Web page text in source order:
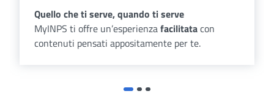
Quello che ti serve, quando ti serve
MyINPS ti offre un’esperienzafacilitatacon
contenuti pensati appositamente per te.